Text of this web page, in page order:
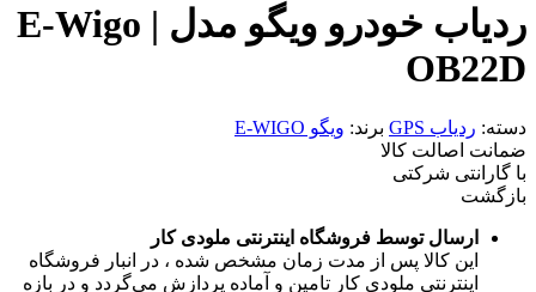
ردیاب خودرو ویگو مدل E-Wigo |
OB22D
دسته: ردیاب GPS برند: ویگو E-WIGO
ضمانت اصالت کالا
با گارانتی شرکتی
بازگشت
ارسال توسط فروشگاه اینترنتی ملودی کار
این کالا پس از مدت زمان مشخص شده ، در انبار فروشگاه
اینترنتی ملودی کار تامین و آماده پردازش می‌گردد و در بازه